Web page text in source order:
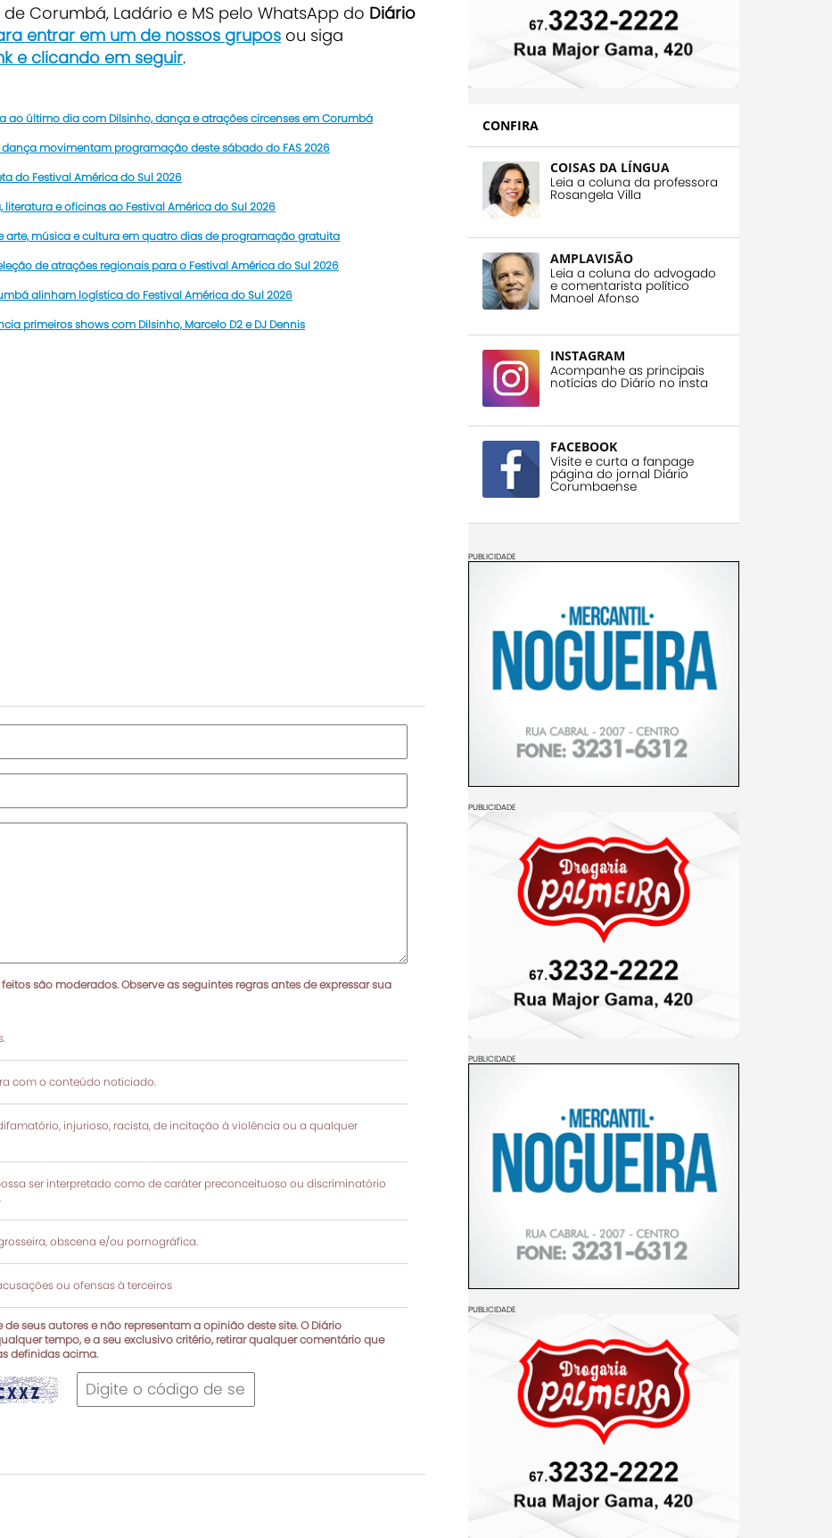
Corumbá, Ladário e MS pelo WhatsApp do Diário
entrar em um de nossos grupos ou siga
e clicando em seguir.
ao último dia com Dilsinho, dança e atrações circenses em Corumbá
dança movimentam programação deste sábado do FAS 2026
do Festival América do Sul 2026
e oficinas ao Festival América do Sul 2026
arte, música e cultura em quatro dias de programação gratuita
de atrações regionais para o Festival América do Sul 2026
alinham logística do Festival América do Sul 2026
primeiros shows com Dilsinho, Marcelo D2 e DJ Dennis
são moderados. Observe as seguintes regras antes de expressar sua
com o conteúdo noticiado.
injurioso, racista, de incitação à violência ou a qualquer
ser interpretado como de caráter preconceituoso ou discriminatório
obscena e/ou pornográfica.
ou ofensas à terceiros
seus autores e não representam a opinião deste site. O Diário
tempo, e a seu exclusivo critério, retirar qualquer comentário que
definidas acima.
CONFIRA
COISAS DA LÍNGUA
Leia a coluna da professora
Rosangela Villa
AMPLAVISÃO
Leia a coluna do advogado
e comentarista político
Manoel Afonso
INSTAGRAM
Acompanhe as principais
notícias do Diário no insta
FACEBOOK
Visite e curta a fanpage
página do jornal Diário
Corumbaense
PUBLICIDADE
PUBLICIDADE
PUBLICIDADE
PUBLICIDADE